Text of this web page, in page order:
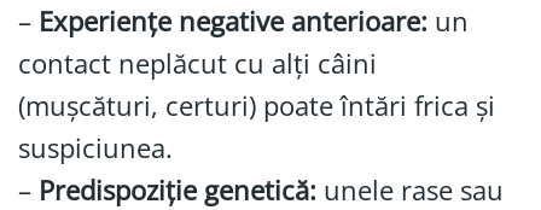
– Experiențe negative anterioare: un
contact neplăcut cu alți câini
(mușcături, certuri) poate întări frica și
suspiciunea.
– Predispoziție genetică: unele rase sau